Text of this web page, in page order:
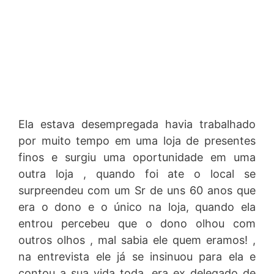
Ela estava desempregada havia trabalhado
por muito tempo em uma loja de presentes
finos e surgiu uma oportunidade em uma
outra loja , quando foi ate o local se
surpreendeu com um Sr de uns 60 anos que
era o dono e o único na loja, quando ela
entrou percebeu que o dono olhou com
outros olhos , mal sabia ele quem eramos! ,
na entrevista ele já se insinuou para ela e